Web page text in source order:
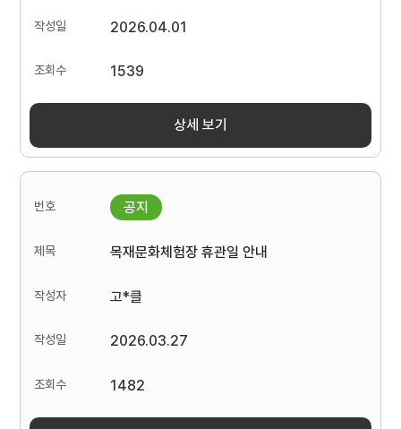
2026.04.01
1539
상세 보기
목재문화체험장 휴관일 안내
고*클
2026.03.27
1482